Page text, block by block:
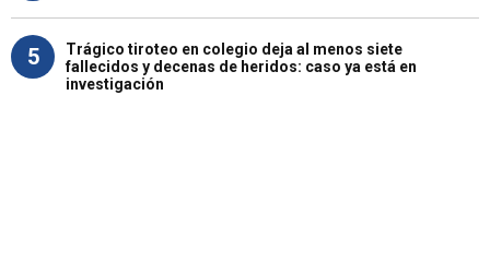
5
Trágico tiroteo en colegio deja al menos siete
fallecidos y decenas de heridos: caso ya está en
investigación